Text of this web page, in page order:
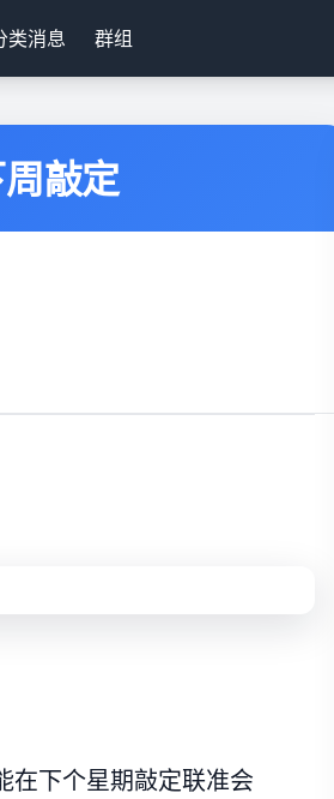
类消息 群组
敲定
在下个星期敲定联准会